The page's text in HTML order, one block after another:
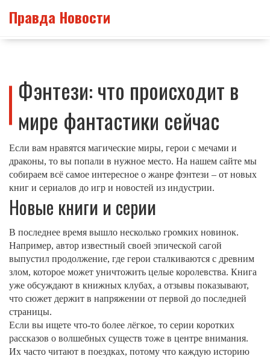
Правда Новости
Фэнтези: что происходит в
мире фантастики сейчас
Если вам нравятся магические миры, герои с мечами и
драконы, то вы попали в нужное место. На нашем сайте мы
собираем всё самое интересное о жанре фэнтези – от новых
книг и сериалов до игр и новостей из индустрии.
Новые книги и серии
В последнее время вышло несколько громких новинок.
Например, автор известный своей эпической сагой
выпустил продолжение, где герои сталкиваются с древним
злом, которое может уничтожить целые королевства. Книга
уже обсуждают в книжных клубах, а отзывы показывают,
что сюжет держит в напряжении от первой до последней
страницы.
Если вы ищете что‑то более лёгкое, то серии коротких
рассказов о волшебных существ тоже в центре внимания.
Их часто читают в поездках, потому что каждую историю